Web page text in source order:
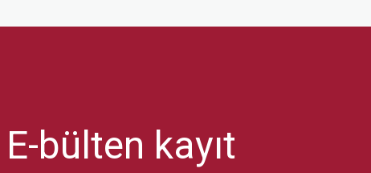
E-bülten kayıt